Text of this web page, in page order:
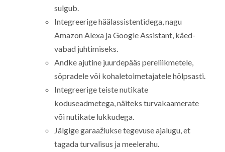
sulgub.
Integreerige häälassistentidega, nagu
Amazon Alexa ja Google Assistant, käed-
vabad juhtimiseks.
Andke ajutine juurdepääs pereliikmetele,
sõpradele või kohaletoimetajatele hõlpsasti.
Integreerige teiste nutikate
koduseadmetega, näiteks turvakaamerate
või nutikate lukkudega.
Jälgige garaažiukse tegevuse ajalugu, et
tagada turvalisus ja meelerahu.